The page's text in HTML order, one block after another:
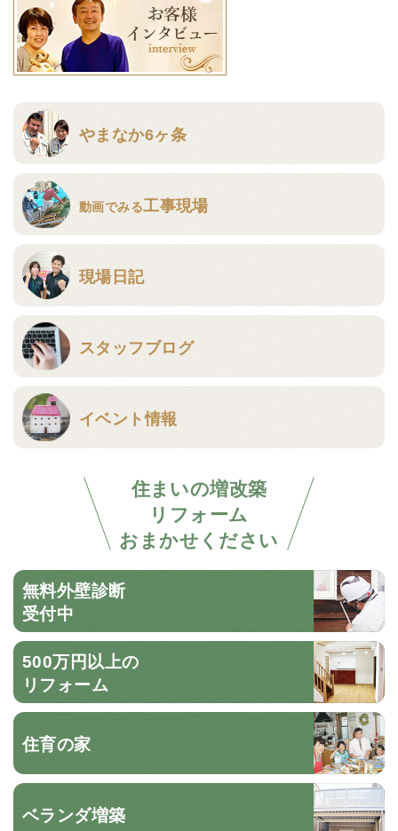
やまなか6ヶ条
動画でみる工事現場
現場日記
スタッフブログ
イベント情報
住まいの増改築
リフォーム
おまかせください
無料外壁診断
受付中
500万円以上の
リフォーム
住育の家
ベランダ増築